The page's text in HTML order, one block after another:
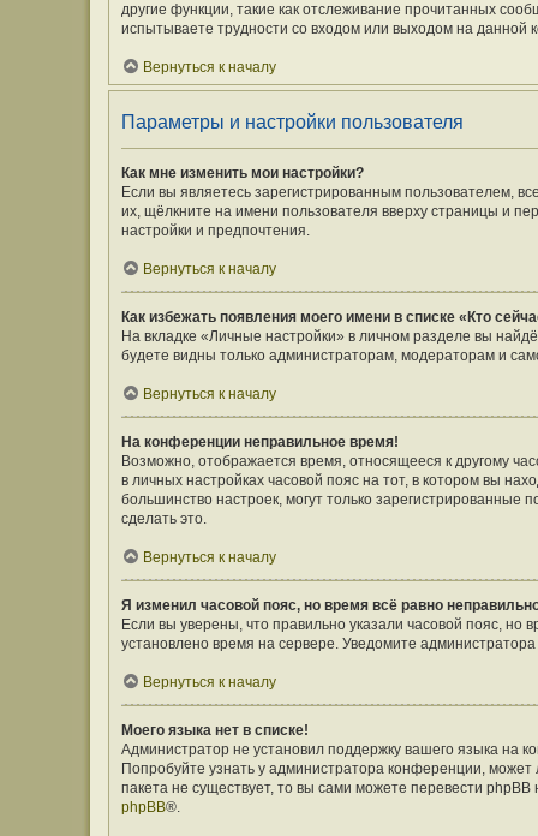
другие функции, такие как отслеживание прочитанных
испытываете трудности со входом или выходом на
Вернуться к началу
Параметры и настройки пользователя
Как мне изменить мои настройки?
Если вы являетесь зарегистрированным пользователем,
их, щёлкните на имени пользователя вверху страницы и
настройки и предпочтения.
Вернуться к началу
Как избежать появления моего имени в списке «Кто
На вкладке «Личные настройки» в личном разделе вы
будете видны только администраторам, модераторам и
Вернуться к началу
На конференции неправильное время!
Возможно, отображается время, относящееся к другому
в личных настройках часовой пояс на тот, в котором вы
большинство настроек, могут только
сделать это.
Вернуться к началу
Я изменил часовой пояс, но время всё равно
Если вы уверены, что правильно указали часовой пояс,
установлено время на сервере. Уведомите
Вернуться к началу
Моего языка нет в списке!
Администратор не установил поддержку вашего языка на
Попробуйте узнать у администратора конференции, может
пакета не существует, то вы сами можете перевести
phpBB®.